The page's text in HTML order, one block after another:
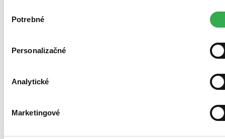
Ďakujeme!
súhlasu
Potrebné
Personalizačné
Analytické
Marketingové
Vložiť do košíka